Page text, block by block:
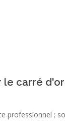
le carré d'or
professionnel ;